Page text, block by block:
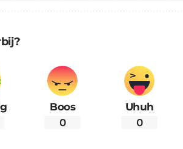
Boos
0
Uhuh
0